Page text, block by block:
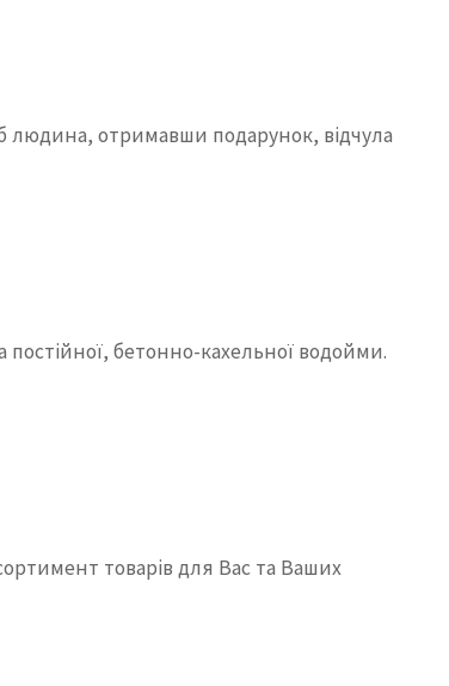
людина, отримавши подарунок, відчула
бетонно-кахельної водойми.
товарів для Вас та Ваших